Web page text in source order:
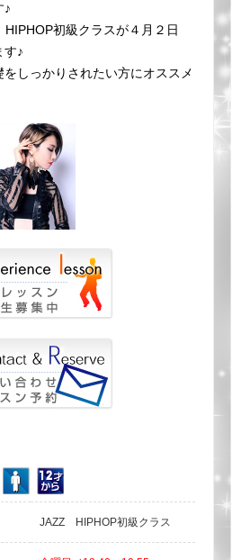
♪
初級クラスが４月２日
す♪
しっかりされたい方にオススメ
JAZZ HIPHOP初級クラス